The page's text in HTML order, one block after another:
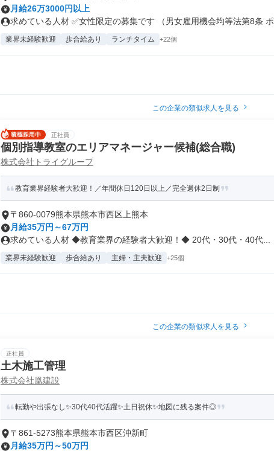
月給26万3000円以上
求めている人材 ✅女性限定の募集です （男女雇用機会均等法第8条
業界未経験歓迎 歩合給あり ランチタイム +22個
この企業の類似求人を見る
正社員
個別指導教室のエリアマネージャー候補(総合職)
株式会社トライグループ
教育業界経験者大歓迎！／年間休日120日以上／完全週休2日制
〒860-0079熊本県熊本市西区上熊本
月給35万円～67万円
求めている人材 ◆教育業界の経験者大歓迎！◆ 20代・30代・40代...
業界未経験歓迎 歩合給あり 主婦・主夫歓迎 +25個
この企業の類似求人を見る
正社員
土木施工管理
株式会社凰建設
転勤や出張なし✨30代40代活躍✨土日祝休✨地図に残る案件◎
〒861-5273熊本県熊本市西区沖新町
月給35万円～50万円